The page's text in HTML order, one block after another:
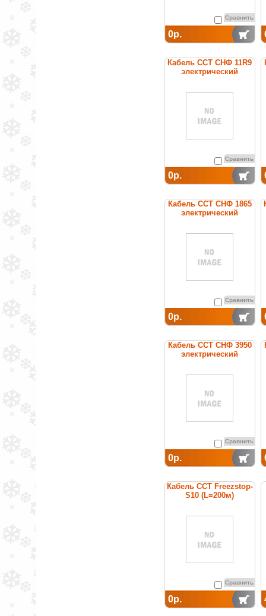
Сравнить
0р.
Кабель ССТ СНФ 11R9
электрический
Сравнить
0р.
Кабель ССТ СНФ 1865
электрический
Сравнить
0р.
Кабель ССТ СНФ 3950
электрический
Сравнить
0р.
Кабель ССТ Freezstop-
S10 (L=200м)
Сравнить
0р.